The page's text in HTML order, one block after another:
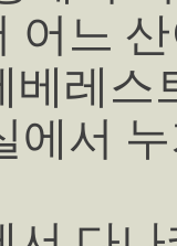
어느
베레스
에서